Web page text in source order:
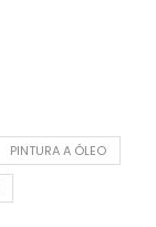
PINTURA A ÓLEO